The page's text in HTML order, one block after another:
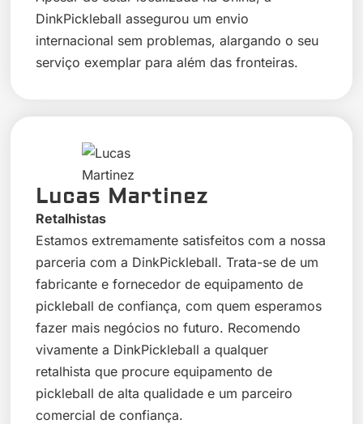
DinkPickleball assegurou um envio
internacional sem problemas, alargando o seu
serviço exemplar para além das fronteiras.
Lucas Martinez
Retalhistas
Estamos extremamente satisfeitos com a nossa
parceria com a DinkPickleball. Trata-se de um
fabricante e fornecedor de equipamento de
pickleball de confiança, com quem esperamos
fazer mais negócios no futuro. Recomendo
vivamente a DinkPickleball a qualquer
retalhista que procure equipamento de
pickleball de alta qualidade e um parceiro
comercial de confiança.